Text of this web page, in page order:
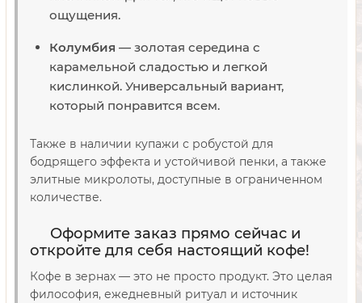
ощущения.
Колумбия — золотая середина с
карамельной сладостью и легкой
кислинкой. Универсальный вариант,
который понравится всем.
Также в наличии купажи с робустой для
бодрящего эффекта и устойчивой пенки, а также
элитные микролоты, доступные в ограниченном
количестве.
Оформите заказ прямо сейчас и
откройте для себя настоящий кофе!
Кофе в зернах — это не просто продукт. Это целая
философия, ежедневный ритуал и источник